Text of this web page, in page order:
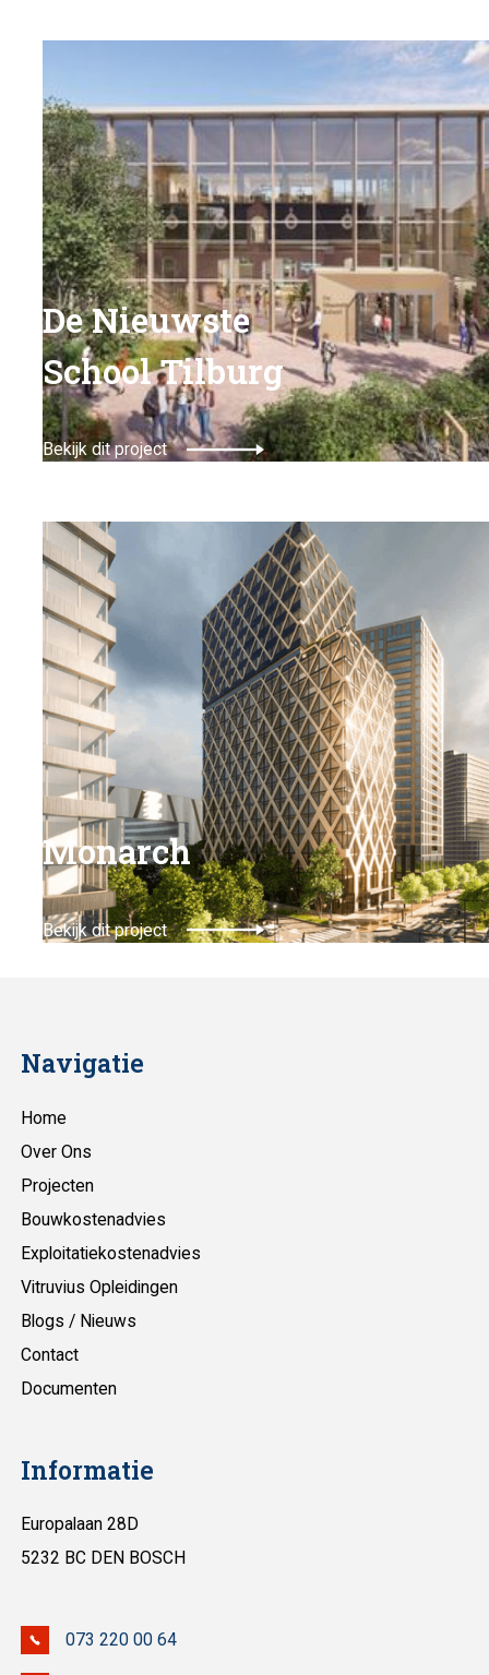
De Nieuwste
School Tilburg
Bekijk dit project
Monarch
Bekijk dit project
Navigatie
Home
Over Ons
Projecten
Bouwkostenadvies
Exploitatiekostenadvies
Vitruvius Opleidingen
Blogs / Nieuws
Contact
Documenten
Informatie
Europalaan 28D
5232 BC DEN BOSCH
073 220 00 64